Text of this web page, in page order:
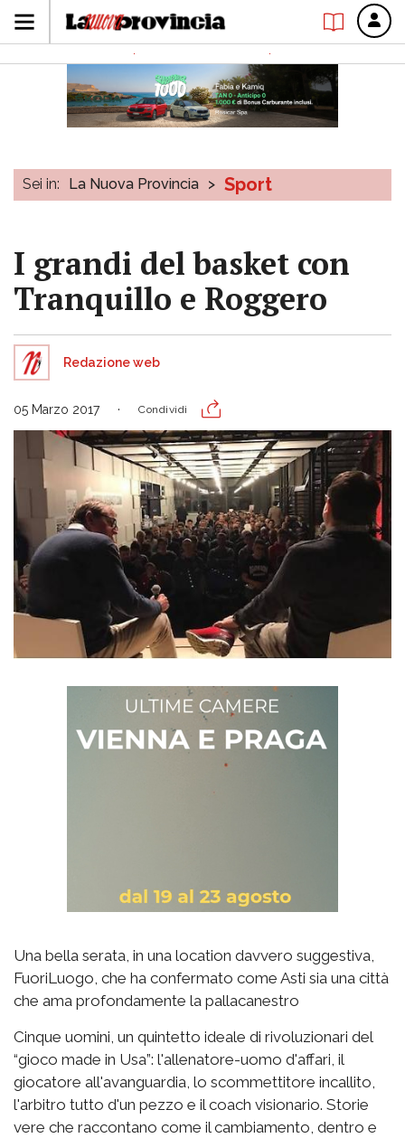
Sei in: La Nuova Provincia > Sport
I grandi del basket con
Tranquillo e Roggero
Redazione web
05 Marzo 2017 Condividi
Una bella serata, in una location davvero suggestiva,
FuoriLuogo, che ha confermato come Asti sia una città
che ama profondamente la pallacanestro
Cinque uomini, un quintetto ideale di rivoluzionari del
“gioco made in Usa”: l'allenatore-uomo d'affari, il
giocatore all'avanguardia, lo scommettitore incallito,
l'arbitro tutto d'un pezzo e il coach visionario. Storie
vere che raccontano come il cambiamento, dentro e